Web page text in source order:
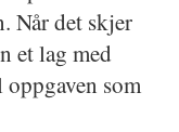
Når det skjer
et lag med
som